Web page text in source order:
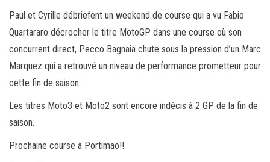
Paul et Cyrille débriefent un weekend de course qui a vu Fabio
Quartararo décrocher le titre MotoGP dans une course où son
concurrent direct, Pecco Bagnaia chute sous la pression d’un Marc
Marquez qui a retrouvé un niveau de performance prometteur pour
cette fin de saison.
Les titres Moto3 et Moto2 sont encore indécis à 2 GP de la fin de
saison.
Prochaine course à Portimao!!